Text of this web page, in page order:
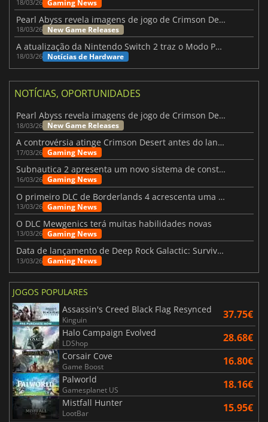
18/03/26 Gaming News
Pearl Abyss revela imagens de jogo de Crimson Desert para a PS5
18/03/26 New Game Releases
A atualização da Nintendo Switch 2 traz o Modo Portátil aos jogos mais antigos da Switch
18/03/26 Notícias de Hardware
NOTÍCIAS, OPORTUNIDADES
Pearl Abyss revela imagens de jogo de Crimson Desert para a PS5
18/03/26 New Game Releases
A controvérsia atinge Crimson Desert antes do lançamento
17/03/26 Gaming News
Subnautica 2 apresenta um novo sistema de construção de bases
16/03/26 Gaming News
O primeiro DLC de Borderlands 4 acrescenta uma nova personagem e muito mais
13/03/26 Gaming News
O DLC Mewgenics terá muitas habilidades novas
13/03/26 Gaming News
Data de lançamento de Deep Rock Galactic: Survivor - The Heavy Duty Expansion
13/03/26 Gaming News
JOGOS POPULARES
Assassin's Creed Black Flag Resynced
Kinguin 37.75€
Halo Campaign Evolved
LDShop 28.68€
Corsair Cove
Game Boost 16.80€
Palworld
Gamesplanet US 18.16€
Mistfall Hunter
LootBar 15.95€